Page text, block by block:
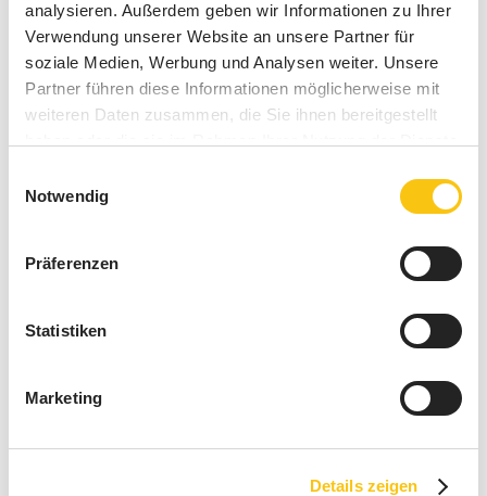
analysieren. Außerdem geben wir Informationen zu Ihrer
Verwendung unserer Website an unsere Partner für
soziale Medien, Werbung und Analysen weiter. Unsere
Partner führen diese Informationen möglicherweise mit
weiteren Daten zusammen, die Sie ihnen bereitgestellt
Notwendig
Präferenzen
Statistiken
Marketing
Details zeigen
LED-Videowall (16 Screens in der Breite) für
faszinierenden Content und zur Motivation der
Mitarbeiter:innen
Digital Signage als Ergänzung zu Exponaten
historischer Küchenelemente und Produkte (7
Schwarzes Brett / Blackboard zur topaktuellen